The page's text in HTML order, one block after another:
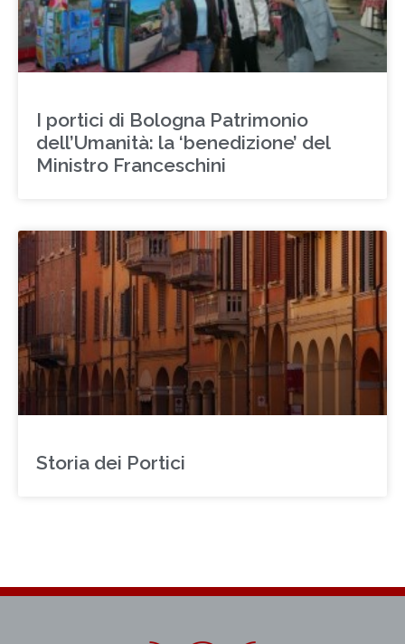
I portici di Bologna Patrimonio
dell’Umanità: la ‘benedizione’ del
Ministro Franceschini
Storia dei Portici